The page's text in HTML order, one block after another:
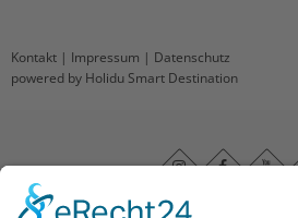
Kontakt | Impressum | Datenschutz
powered by Holidu Smart Destination